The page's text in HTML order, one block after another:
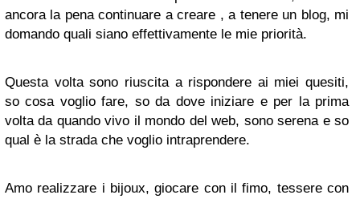
ancora la pena continuare a creare , a tenere un blog, mi
domando quali siano effettivamente le mie priorità.
Questa volta sono riuscita a rispondere ai miei quesiti,
so cosa voglio fare, so da dove iniziare e per la prima
volta da quando vivo il mondo del web, sono serena e so
qual è la strada che voglio intraprendere.
Amo realizzare i bijoux, giocare con il fimo, tessere con